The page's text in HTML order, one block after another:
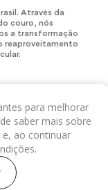
para melhorar
saber mais sobre
e, ao continuar
Através da
couro, nós
a transformação
reaproveitamento